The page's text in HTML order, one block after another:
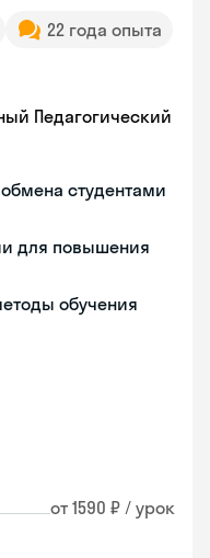
22 года опыта
Педагогический
студентами
для повышения
обучения
от 1590 ₽ / урок